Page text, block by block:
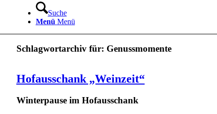
Suche
Menü Menü
Schlagwortarchiv für: Genussmomente
Hofausschank „Weinzeit“
Winterpause im Hofausschank